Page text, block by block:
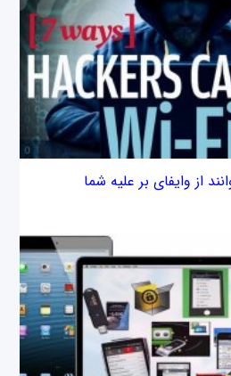
7 روشی که هکرها می‎‎توانند از وای‎فای بر عليه شما